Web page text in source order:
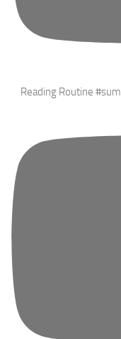
Reading Routine